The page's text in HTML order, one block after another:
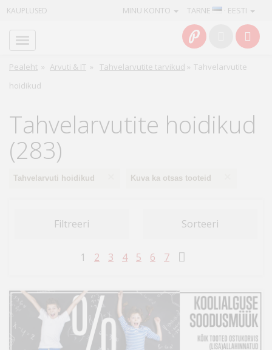
KAUPLUSED TARNE · EESTI
MINU KONTO
Pealeht » Arvuti & IT » Tahvelarvutite tarvikud » Tahvelarvutite
hoidikud
Tahvelarvutite hoidikud
(283)
Tahvelarvuti hoidikud Kuva ka otsas tooteid
Filtreeri Sorteeri
1 2 3 4 5 6 7
Info
Teenused
Kaamerad
Fotokaubad
Arvuti
&